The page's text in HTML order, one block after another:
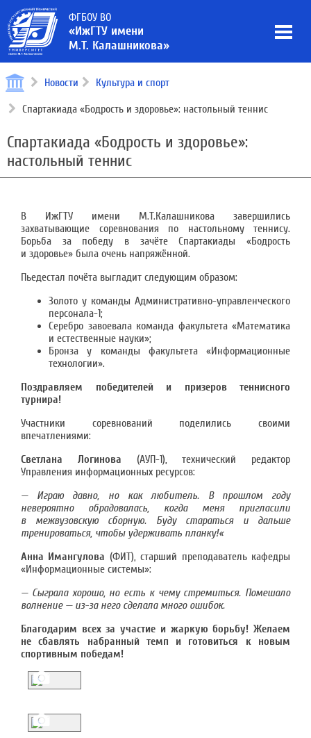
ФГБОУ ВО
«ИжГТУ имени
М.Т. Калашникова»
Новости Культура и спорт
Спартакиада «Бодрость и здоровье»: настольный теннис
Спартакиада «Бодрость и здоровье»:
настольный теннис
В ИжГТУ имени М.Т.Калашникова завершились
захватывающие соревнования по настольному теннису.
Борьба за победу в зачёте Спартакиады «Бодрость
и здоровье» была очень напряжённой.
Пьедестал почёта выгладит следующим образом:
Золото у команды Административно-управленческого
персонала-1;
Серебро завоевала команда факультета «Математика
и естественные науки»;
Бронза у команды факультета «Информационные
технологии».
Поздравляем победителей и призеров теннисного
турнира!
Участники соревнований поделились своими
впечатлениями:
Светлана Логинова (АУП-1), технический редактор
Управления информационных ресурсов:
— Играю давно, но как любитель. В прошлом году
невероятно обрадовалась, когда меня пригласили
в межвузовскую сборную. Буду стараться и дальше
тренироваться, чтобы удерживать планку!«
Анна Имангулова (ФИТ), старший преподаватель кафедры
«Информационные системы»:
— Сыграла хорошо, но есть к чему стремиться. Помешало
волнение — из-за него сделала много ошибок.
Благодарим всех за участие и жаркую борьбу! Желаем
не сбавлять набранный темп и готовиться к новым
спортивным победам!